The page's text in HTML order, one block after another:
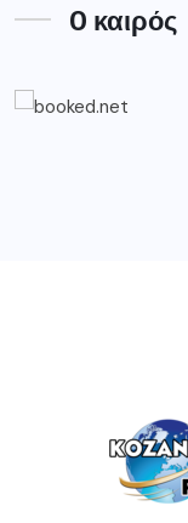
O καιρός